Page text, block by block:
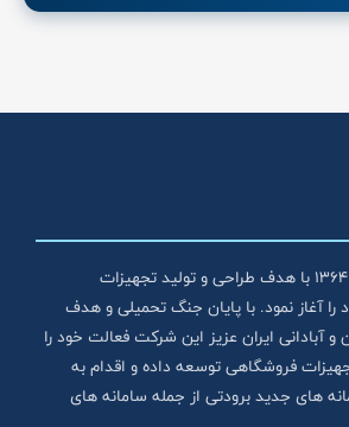
در سال ۱۳۶۴ با هدف طراحی و تولید تجهیزات
آغاز نمود. با پایان جنگ تحمیلی و هدف
آبادانی ایران عزیز این شرکت فعالت خود را
فروشگاهی توسعه داده و اقدام به
های جدید برودتی از جمله سامانه های